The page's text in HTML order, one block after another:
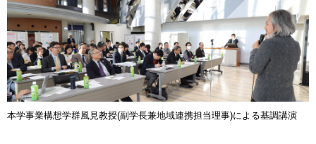
本学事業構想学群風見教授(副学長兼地域連携担当理事)による基調講演